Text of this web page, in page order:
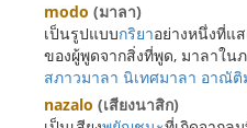
modo (มาลา)
เป็นรูปแบบกริยาอย่างหนึ่งที่แ
ของผู้พูดจากสิ่งที่พูด, มาลาใน
สภาวมาลา นิเทศมาลา อาณัติ
nazalo (เสียงนาสิก)